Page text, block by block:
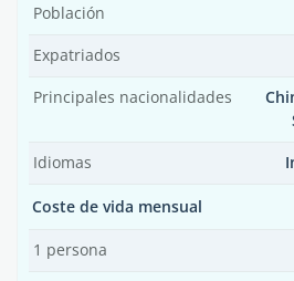
Población
Expatriados
Principales nacionalidades
Idiomas
Coste de vida mensual
1 persona